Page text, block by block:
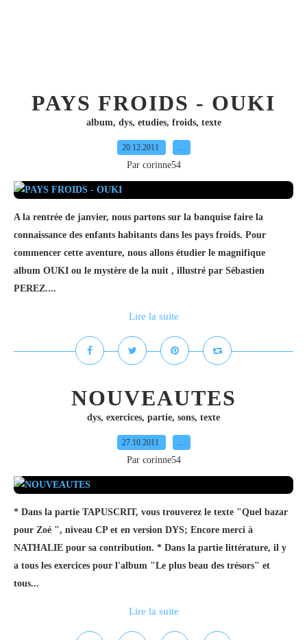
PAYS FROIDS - OUKI
album, dys, etudies, froids, texte
20.12.2011 …
Par corinne54
A la rentrée de janvier, nous partons sur la banquise faire la
connaissance des enfants habitants dans les pays froids. Pour
commencer cette aventure, nous allons étudier le magnifique
album OUKI ou le mystère de la nuit , illustré par Sébastien
PEREZ....
Lire la suite
NOUVEAUTES
dys, exercices, partie, sons, texte
27.10.2011 …
Par corinne54
* Dans la partie TAPUSCRIT, vous trouverez le texte "Quel bazar
pour Zoé ", niveau CP et en version DYS; Encore merci à
NATHALIE pour sa contribution. * Dans la partie littérature, il y
a tous les exercices pour l'album "Le plus beau des trésors" et
tous...
Lire la suite